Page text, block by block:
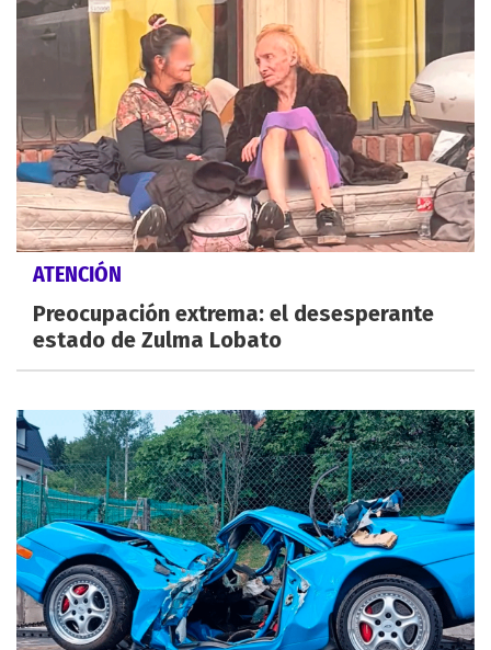
ATENCIÓN
Preocupación extrema: el desesperante
estado de Zulma Lobato